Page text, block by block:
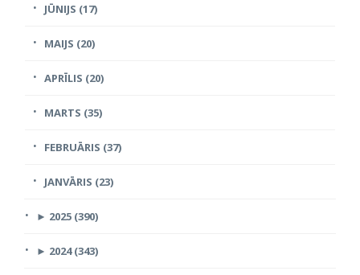
JŪNIJS (17)
MAIJS (20)
APRĪLIS (20)
MARTS (35)
FEBRUĀRIS (37)
JANVĀRIS (23)
► 2025 (390)
► 2024 (343)